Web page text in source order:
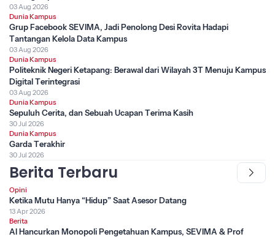
03 Aug 2026
Dunia Kampus
Grup Facebook SEVIMA, Jadi Penolong Desi Rovita Hadapi
Tantangan Kelola Data Kampus
03 Aug 2026
Dunia Kampus
Politeknik Negeri Ketapang: Berawal dari Wilayah 3T Menuju Kampus
Digital Terintegrasi
03 Aug 2026
Dunia Kampus
Sepuluh Cerita, dan Sebuah Ucapan Terima Kasih
30 Jul 2026
Dunia Kampus
Garda Terakhir
30 Jul 2026
Berita Terbaru
Opini
Ketika Mutu Hanya “Hidup” Saat Asesor Datang
13 Apr 2026
Berita
AI Hancurkan Monopoli Pengetahuan Kampus, SEVIMA & Prof